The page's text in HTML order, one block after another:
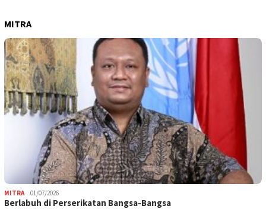
MITRA
MITRA 01/07/2026
Berlabuh di Perserikatan Bangsa-Bangsa